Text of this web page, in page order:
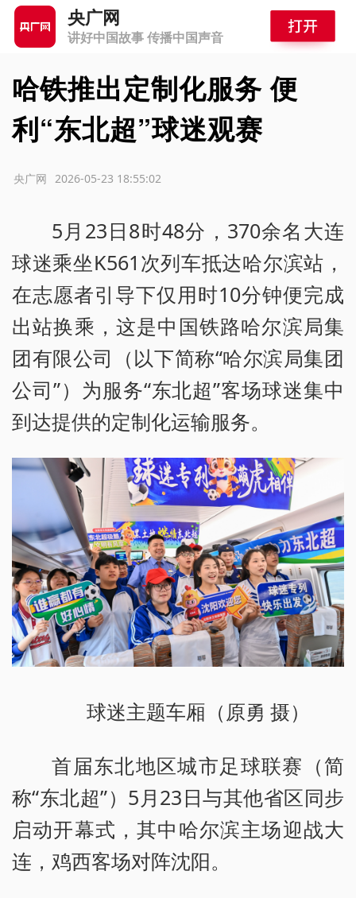
央广网
讲好中国故事 传播中国声音
哈铁推出定制化服务 便
利“东北超”球迷观赛
2026-05-23 18:55:02
央广网
5月23日8时48分，370余名大连
球迷乘坐K561次列车抵达哈尔滨站，
在志愿者引导下仅用时10分钟便完成
出站换乘，这是中国铁路哈尔滨局集
团有限公司（以下简称“哈尔滨局集团
公司”）为服务“东北超”客场球迷集中
到达提供的定制化运输服务。
球迷主题车厢（原勇 摄）
首届东北地区城市足球联赛（简
称“东北超”）5月23日与其他省区同步
启动开幕式，其中哈尔滨主场迎战大
连，鸡西客场对阵沈阳。